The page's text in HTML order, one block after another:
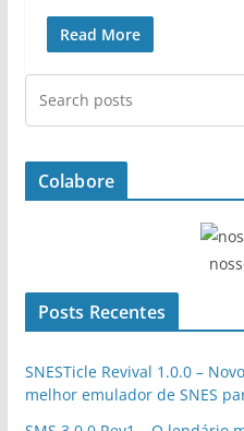
Read More
Colabore
Posts Recentes
SNESTicle Revival 1.0.0 –
melhor emulador de SNES